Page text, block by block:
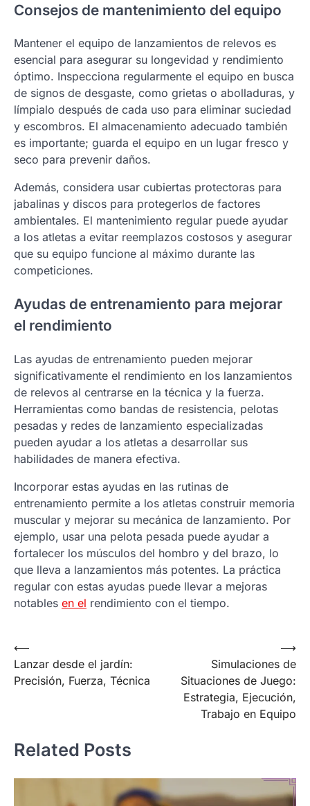
Consejos de mantenimiento del equipo
Mantener el equipo de lanzamientos de relevos es
esencial para asegurar su longevidad y rendimiento
óptimo. Inspecciona regularmente el equipo en busca
de signos de desgaste, como grietas o abolladuras, y
límpialo después de cada uso para eliminar suciedad
y escombros. El almacenamiento adecuado también
es importante; guarda el equipo en un lugar fresco y
seco para prevenir daños.
Además, considera usar cubiertas protectoras para
jabalinas y discos para protegerlos de factores
ambientales. El mantenimiento regular puede ayudar
a los atletas a evitar reemplazos costosos y asegurar
que su equipo funcione al máximo durante las
competiciones.
Ayudas de entrenamiento para mejorar
el rendimiento
Las ayudas de entrenamiento pueden mejorar
significativamente el rendimiento en los lanzamientos
de relevos al centrarse en la técnica y la fuerza.
Herramientas como bandas de resistencia, pelotas
pesadas y redes de lanzamiento especializadas
pueden ayudar a los atletas a desarrollar sus
habilidades de manera efectiva.
Incorporar estas ayudas en las rutinas de
entrenamiento permite a los atletas construir memoria
muscular y mejorar su mecánica de lanzamiento. Por
ejemplo, usar una pelota pesada puede ayudar a
fortalecer los músculos del hombro y del brazo, lo
que lleva a lanzamientos más potentes. La práctica
regular con estas ayudas puede llevar a mejoras
notables en el rendimiento con el tiempo.
Post
navigation
⟵
Lanzar desde el jardín:
Precisión, Fuerza, Técnica
Simulaciones de
Situaciones de Juego:
Estrategia, Ejecución,
Trabajo en Equipo
⟶
Related Posts